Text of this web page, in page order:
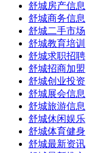
舒城房产信息
舒城商务信息
舒城二手市场
舒城教育培训
舒城求职招聘
舒城招商加盟
舒城创业投资
舒城展会信息
舒城旅游信息
舒城休闲娱乐
舒城体育健身
舒城最新资讯